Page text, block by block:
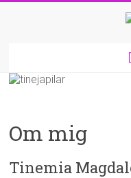
Om mig
Tinemia